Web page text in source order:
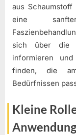
aus
eine
sich über die
informieren
finden, die
Bedürfnissen
Kleine